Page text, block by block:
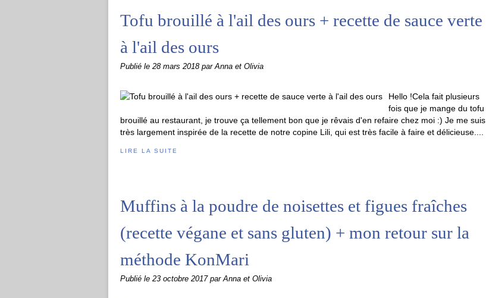
Tofu brouillé à l'ail des ours + recette de sauce verte
à l'ail des ours
Publié le 28 mars 2018 par Anna et Olivia
Hello !Cela fait plusieurs
fois que je mange du tofu
brouillé au restaurant, je trouve ça tellement bon que je rêvais d'en refaire chez moi :) Je me suis
très largement inspirée de la recette de notre copine Lili, qui est très facile à faire et délicieuse....
LIRE LA SUITE
Muffins à la poudre de noisettes et figues fraîches
(recette végane et sans gluten) + mon retour sur la
méthode KonMari
Publié le 23 octobre 2017 par Anna et Olivia